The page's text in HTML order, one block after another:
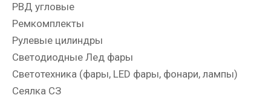
РВД угловые
Ремкомплекты
Рулевые цилиндры
Светодиодные Лед фары
Светотехника (фары, LED фары, фонари, лампы)
Сеялка СЗ